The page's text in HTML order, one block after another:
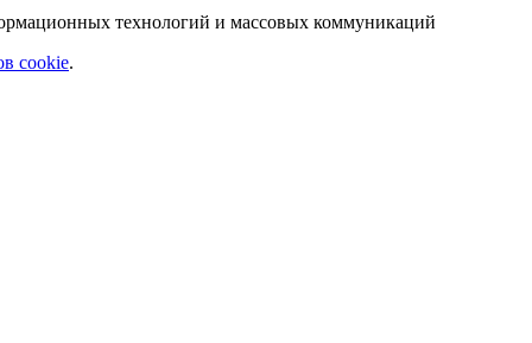
технологий и массовых коммуникаций
cookie.